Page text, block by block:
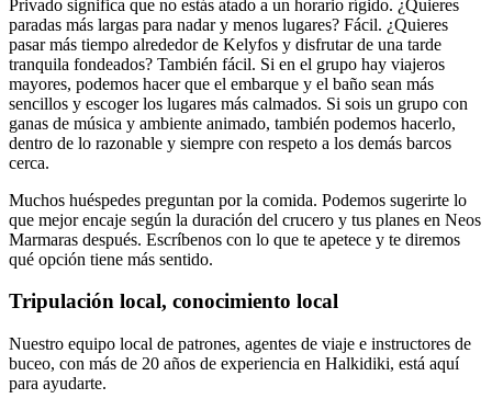
Privado significa que no estás atado a un horario rígido. ¿Quieres
paradas más largas para nadar y menos lugares? Fácil. ¿Quieres
pasar más tiempo alrededor de Kelyfos y disfrutar de una tarde
tranquila fondeados? También fácil. Si en el grupo hay viajeros
mayores, podemos hacer que el embarque y el baño sean más
sencillos y escoger los lugares más calmados. Si sois un grupo con
ganas de música y ambiente animado, también podemos hacerlo,
dentro de lo razonable y siempre con respeto a los demás barcos
cerca.
Muchos huéspedes preguntan por la comida. Podemos sugerirte lo
que mejor encaje según la duración del crucero y tus planes en Neos
Marmaras después. Escríbenos con lo que te apetece y te diremos
qué opción tiene más sentido.
Tripulación local, conocimiento local
Nuestro equipo local de patrones, agentes de viaje e instructores de
buceo, con más de 20 años de experiencia en Halkidiki, está aquí
para ayudarte.